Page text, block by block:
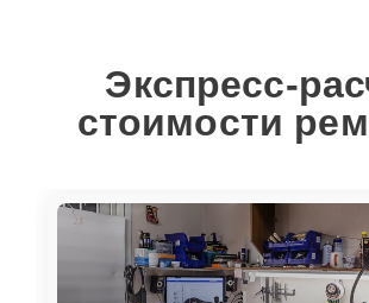
Экспресс-
стоимости